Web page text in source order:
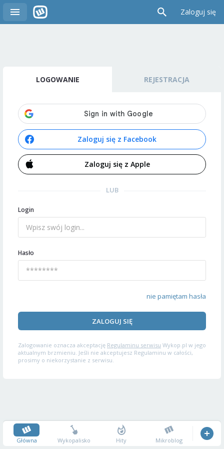
Zaloguj się
LOGOWANIE REJESTRACJA
Zaloguj się z Facebook
Zaloguj się z Apple
LUB
Login
Hasło
nie pamiętam hasła
ZALOGUJ SIĘ
Zalogowanie oznacza akceptację Regulaminu serwisu Wykop.pl w jego
aktualnym brzmieniu. Jeśli nie akceptujesz Regulaminu w całości,
prosimy o niekorzystanie z serwisu.
Główna Wykopalisko Hity Mikroblog